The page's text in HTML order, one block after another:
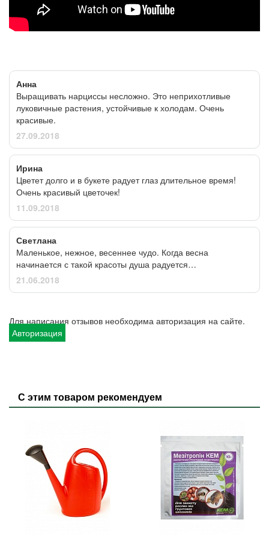
Анна
Выращивать нарциссы несложно. Это неприхотливые
луковичные растения, устойчивые к холодам. Очень
красивые.
27.09.2018
Ирина
Цветет долго и в букете радует глаз длительное время!
Очень красивый цветочек!
11.09.2018
Светлана
Маленькое, нежное, весеннее чудо. Когда весна
начинается с такой красоты душа радуется…
21.06.2018
Для написания отзывов необходима авторизация на сайте.
Авторизация
С этим товаром рекомендуем